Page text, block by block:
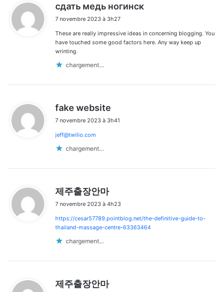
сдать медь ногинск
:
7 novembre 2023 à 3h27
These are really impressive ideas in concerning blogging. You
have touched some good factors here. Any way keep up
wrinting.
chargement…
fake website
t
7 novembre 2023 à 3h41
jeff@twilio.com
chargement…
제주출장안마
t
:
7 novembre 2023 à 4h23
https://cesar57789.pointblog.net/the-definitive-guide-to-
thailand-massage-centre-63363464
chargement…
제주출장안마